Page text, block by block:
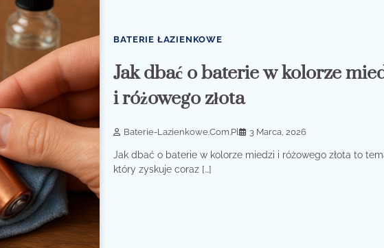
BATERIE ŁAZIENKOWE
Jak dbać o baterie w kolorze
i różowego złota
Baterie-Lazienkowe.com.pl 3 Marca, 2026
Jak dbać o baterie w kolorze miedzi i różowego złota to
który zyskuje coraz […]